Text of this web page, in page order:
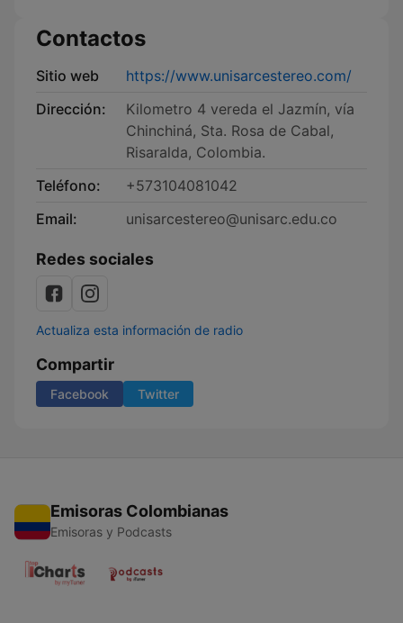
Contactos
Sitio web
https://www.unisarcestereo.com/
Dirección:
Kilometro 4 vereda el Jazmín, vía
Chinchiná, Sta. Rosa de Cabal,
Risaralda, Colombia.
Teléfono:
+573104081042
Email:
unisarcestereo@unisarc.edu.co
Redes sociales
Actualiza esta información de radio
Compartir
Facebook Twitter
Emisoras Colombianas
Emisoras y Podcasts